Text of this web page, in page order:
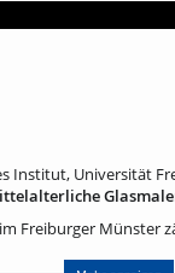
Institut, Universität
Freiburger Münster